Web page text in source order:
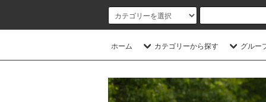
ホーム カテゴリーから探す グルー